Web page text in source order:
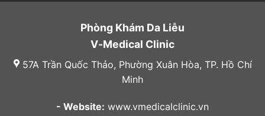
Phòng Khám Da Liễu
V-Medical Clinic
57A Trần Quốc Thảo, Phường Xuân Hòa, TP. Hồ Chí
Minh
- Website: www.vmedicalclinic.vn